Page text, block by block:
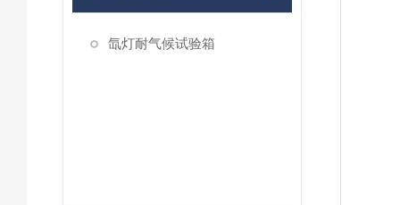
氙灯耐气候试验箱